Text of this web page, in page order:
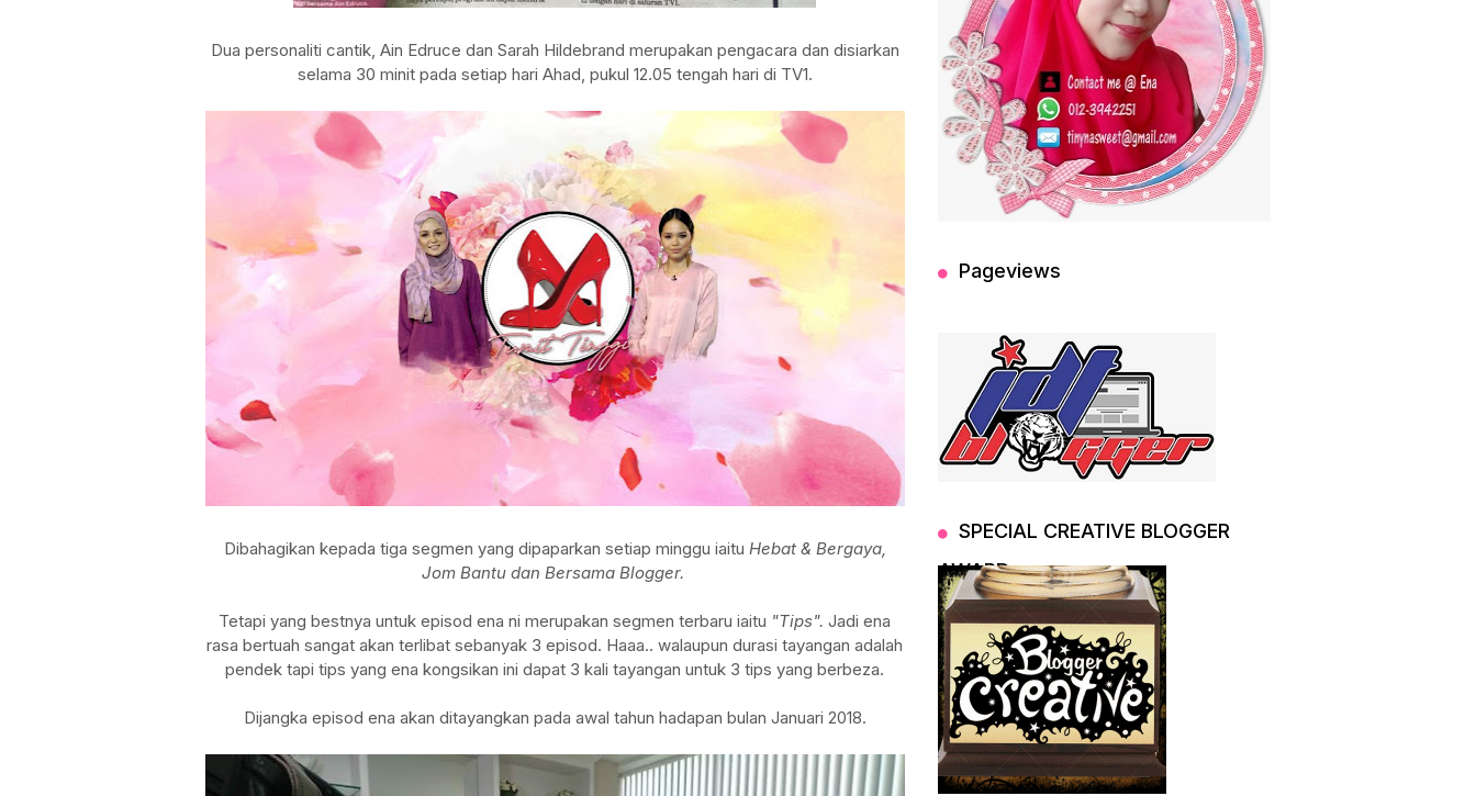
Dua personaliti cantik, Ain Edruce dan Sarah Hildebrand merupakan pengacara dan disiarkan
selama 30 minit pada setiap hari Ahad, pukul 12.05 tengah hari di TV1.
Dibahagikan kepada tiga segmen yang dipaparkan setiap minggu iaitu Hebat & Bergaya,
Jom Bantu dan Bersama Blogger.
Tetapi yang bestnya untuk episod ena ni merupakan segmen terbaru iaitu "Tips". Jadi ena
rasa bertuah sangat akan terlibat sebanyak 3 episod. Haaa.. walaupun durasi tayangan adalah
pendek tapi tips yang ena kongsikan ini dapat 3 kali tayangan untuk 3 tips yang berbeza.
Dijangka episod ena akan ditayangkan pada awal tahun hadapan bulan Januari 2018.
Pageviews
SPECIAL CREATIVE BLOGGER
AWARD